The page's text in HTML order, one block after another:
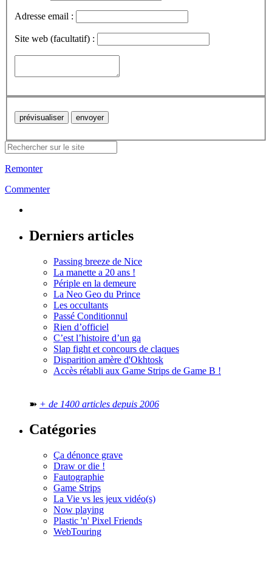
Adresse email :
Site web (facultatif) :
Remonter
Commenter
Derniers articles
Passing breeze de Nice
La manette a 20 ans !
Périple en la demeure
La Neo Geo du Prince
Les occultants
Passé Conditionnul
Rien d’officiel
C’est l’histoire d’un ga
Slap fight et concours de claques
Disparition amère d'Okhtosk
Accès rétabli aux Game Strips de Game B !
➽ + de 1400 articles depuis 2006
Catégories
Ça dénonce grave
Draw or die !
Fautographie
Game Strips
La Vie vs les jeux vidéo(s)
Now playing
Plastic 'n' Pixel Friends
WebTouring